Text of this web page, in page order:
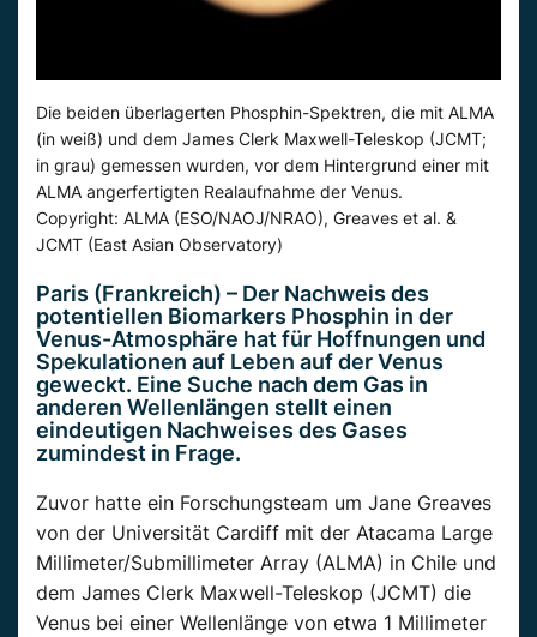
Die beiden überlagerten Phosphin-Spektren, die mit ALMA
(in weiß) und dem James Clerk Maxwell-Teleskop (JCMT;
in grau) gemessen wurden, vor dem Hintergrund einer mit
ALMA angerfertigten Realaufnahme der Venus.
Copyright: ALMA (ESO/NAOJ/NRAO), Greaves et al. &
JCMT (East Asian Observatory)
Paris (Frankreich) – Der Nachweis des
potentiellen Biomarkers Phosphin in der
Venus-Atmosphäre hat für Hoffnungen und
Spekulationen auf Leben auf der Venus
geweckt. Eine Suche nach dem Gas in
anderen Wellenlängen stellt einen
eindeutigen Nachweises des Gases
zumindest in Frage.
Zuvor hatte ein Forschungsteam um Jane Greaves
von der Universität Cardiff mit der Atacama Large
Millimeter/Submillimeter Array (ALMA) in Chile und
dem James Clerk Maxwell-Teleskop (JCMT) die
Venus bei einer Wellenlänge von etwa 1 Millimeter